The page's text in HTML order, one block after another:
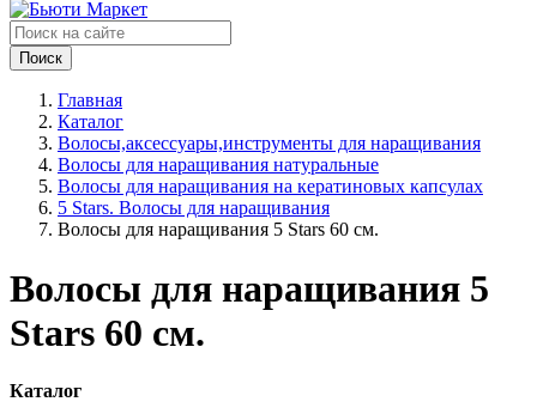
Поиск
Главная
Каталог
Волосы,аксессуары,инструменты для наращивания
Волосы для наращивания натуральные
Волосы для наращивания на кератиновых капсулах
5 Stars. Волосы для наращивания
Волосы для наращивания 5 Stars 60 см.
Волосы для наращивания 5
Stars 60 см.
Каталог